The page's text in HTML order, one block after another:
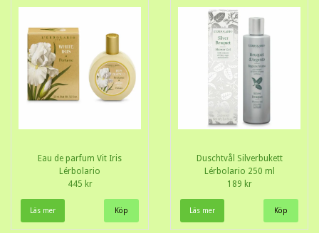
Eau de parfum Vit Iris
Lérbolario
445 kr
Läs mer
Duschtvål Silverbukett
Lérbolario 250 ml
189 kr
Läs mer